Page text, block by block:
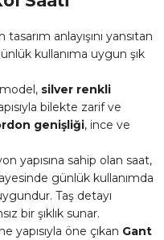
anlayışını yansıtan
kullanıma uygun şık
silver renkli
bilekte zarif ve
genişliği, ince ve
yapısına sahip olan saat,
günlük kullanımda
Taş detayı
bir şıklık sunar.
yapısıyla öne çıkan Gant